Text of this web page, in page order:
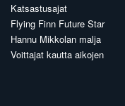
Katsastusajat
Flying Finn Future Star
Hannu Mikkolan malja
Voittajat kautta aikojen